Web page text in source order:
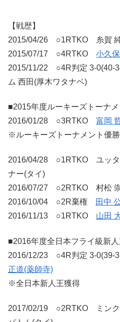
【戦歴】
2015/04/26 ○1RTKO 糸賀
2015/07/17 ○4RTKO 小久
2015/11/22 ○4R判定 3-0(40-
ム 西田(厚木ワタナベ)
■2015年度ルーキーズトーナ
2016/01/28 ○3RTKO 富岡
※ルーキーズトーナメント優勝
2016/04/28 ○1RTKO ユッタ
ナー(タイ)
2016/07/27 ○2RTKO 村松
2016/10/04 ○2R棄権
田中
2016/11/13 ○1RTKO 山田
■2016年度全日本フライ級新
2016/12/23 ○4R判定 3-0(39-
正道(薬師寺)
※全日本新人王獲得
2017/02/19 ○2RTKO ミンク